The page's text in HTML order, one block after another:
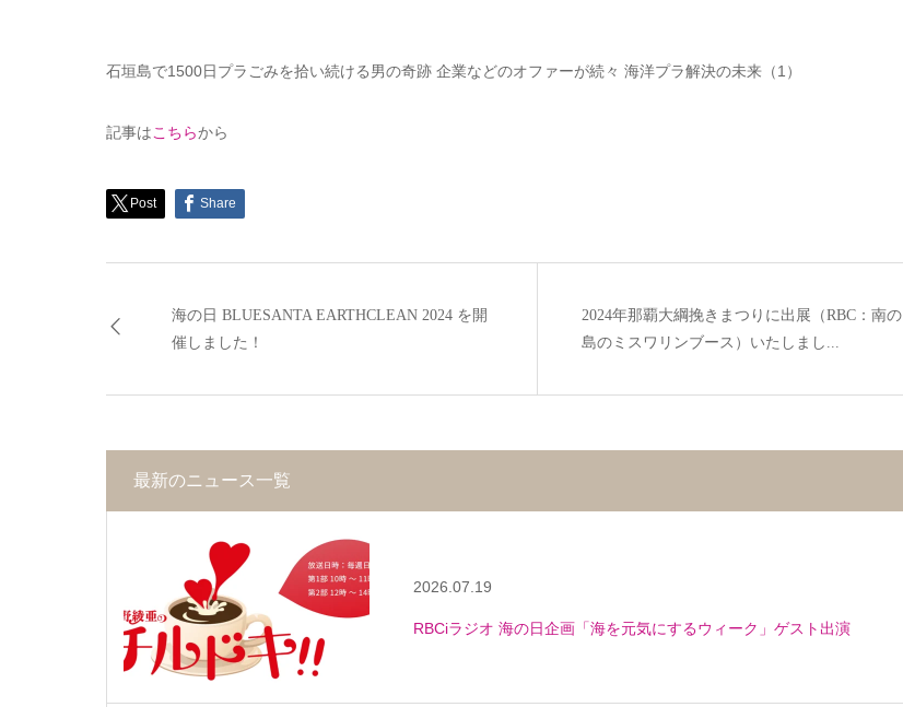
石垣島で1500日プラごみを拾い続ける男の奇跡 企業などのオファーが続々 海洋プラ解決の未来（1）
記事はこちらから
Post Share
海の日 BLUESANTA EARTHCLEAN 2024 を開
催しました！
2024年那覇大綱挽きまつりに出展（RBC：南の
島のミスワリンブース）いたしまし...
最新のニュース一覧
2026.07.19
RBCiラジオ 海の日企画「海を元気にするウィーク」ゲスト出演